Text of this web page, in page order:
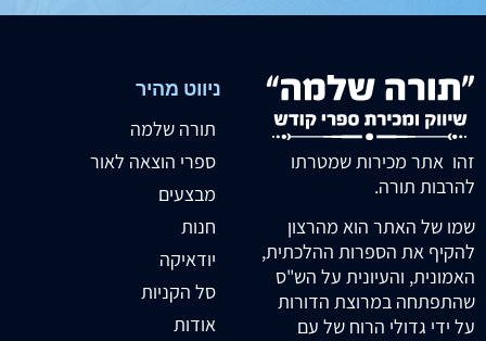
זהו אתר מכירות שמטרתו
להרבות תורה.
שמו של האתר הוא מהרצון
להקיף את הספרות ההלכתית,
האמונית, והעיונית על הש"ס
שהתפתחה במרוצת הדורות
על ידי גדולי הרוח של עם
ניווט מהיר
תורה שלמה
ספרי הוצאה לאור
מבצעים
חנות
יודאיקה
סל הקניות
אודות